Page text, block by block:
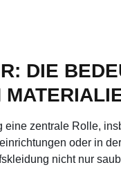
DIE
zentrale Rolle,
oder in
nicht nur